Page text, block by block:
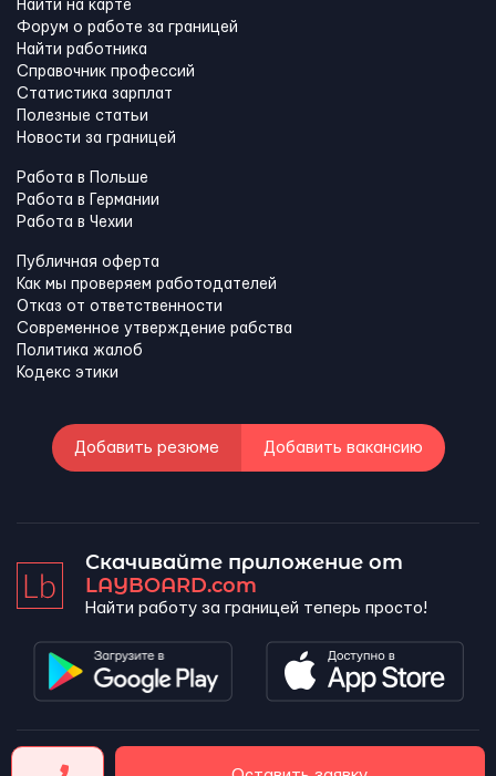
Найти на карте
Форум о работе за границей
Найти работника
Справочник профессий
Статистика зарплат
Полезные статьи
Новости за границей
Работа в Польше
Работа в Германии
Работа в Чехии
Публичная оферта
Как мы проверяем работодателей
Отказ от ответственности
Современное утверждение рабства
Политика жалоб
Кодекс этики
Добавить резюме Добавить вакансию
Скачивайте приложение от
LAYBOARD.com
Найти работу за границей теперь просто!
LAYBOARD, SL Copyright 2026 ©